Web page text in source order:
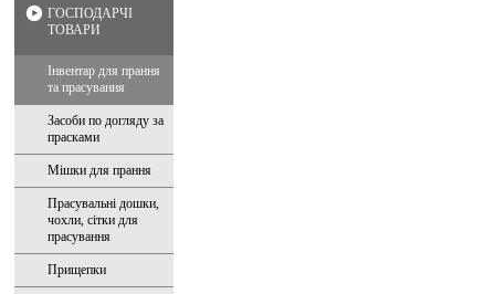
ГОСПОДАРЧІ
ТОВАРИ
Інвентар для прання
та прасування
Засоби по догляду за
прасками
Мішки для прання
Прасувальні дошки,
чохли, сітки для
прасування
Прищепки